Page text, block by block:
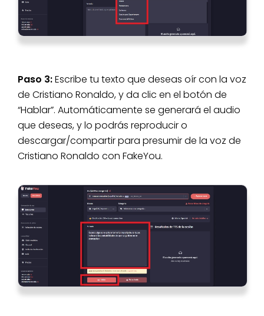
Paso 3:Escribe tu texto que deseas oír con la voz
de Cristiano Ronaldo, y da clic en el botón de
“Hablar”. Automáticamente se generará el audio
que deseas, y lo podrás reproducir o
descargar/compartir para presumir de la voz de
Cristiano Ronaldo con FakeYou.